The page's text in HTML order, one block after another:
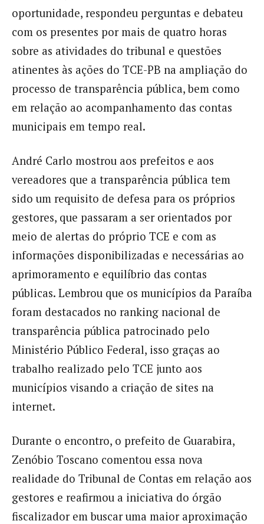
oportunidade, respondeu perguntas e debateu
com os presentes por mais de quatro horas
sobre as atividades do tribunal e questões
atinentes às ações do TCE-PB na ampliação do
processo de transparência pública, bem como
em relação ao acompanhamento das contas
municipais em tempo real.
André Carlo mostrou aos prefeitos e aos
vereadores que a transparência pública tem
sido um requisito de defesa para os próprios
gestores, que passaram a ser orientados por
meio de alertas do próprio TCE e com as
informações disponibilizadas e necessárias ao
aprimoramento e equilíbrio das contas
públicas. Lembrou que os municípios da Paraíba
foram destacados no ranking nacional de
transparência pública patrocinado pelo
Ministério Público Federal, isso graças ao
trabalho realizado pelo TCE junto aos
municípios visando a criação de sites na
internet.
Durante o encontro, o prefeito de Guarabira,
Zenóbio Toscano comentou essa nova
realidade do Tribunal de Contas em relação aos
gestores e reafirmou a iniciativa do órgão
fiscalizador em buscar uma maior aproximação